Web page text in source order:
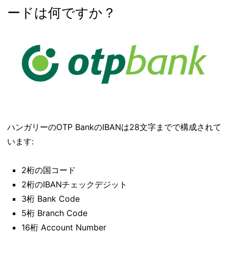
ードは何ですか？
ハンガリーのOTP BankのIBANは28文字までで構成されて
います:
2桁の国コード
2桁のIBANチェックデジット
3桁 Bank Code
5桁 Branch Code
16桁 Account Number